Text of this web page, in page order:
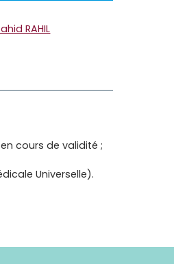
RAHIL
cours de validité ;
Universelle).